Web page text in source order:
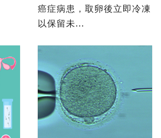
癌症病患，取卵後立即冷凍
以保留未...